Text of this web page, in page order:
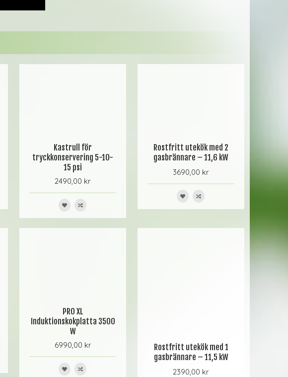
Kastrull för
tryckkonservering 5-10-
15 psi
2490,00 kr
Rostfritt utekök med 2
gasbrännare – 11,6 kW
3690,00 kr
PRO XL
Induktionskokplatta 3500
W
6990,00 kr
Rostfritt utekök med 1
gasbrännare – 11,5 kW
2390,00 kr